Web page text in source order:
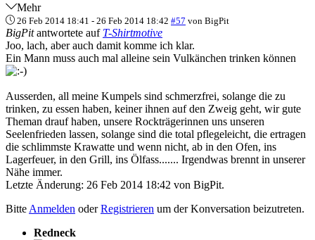
Mehr
26 Feb 2014 18:41 - 26 Feb 2014 18:42 #57 von BigPit
BigPitantwortete auf T-Shirtmotive
Joo, lach, aber auch damit komme ich klar.
Ein Mann muss auch mal alleine sein Vulkänchen trinken können
Ausserden, all meine Kumpels sind schmerzfrei, solange die zu
trinken, zu essen haben, keiner ihnen auf den Zweig geht, wir gute
Theman drauf haben, unsere Rockträgerinnen uns unseren
Seelenfrieden lassen, solange sind die total pflegeleicht, die ertragen
die schlimmste Krawatte und wenn nicht, ab in den Ofen, ins
Lagerfeuer, in den Grill, ins Ölfass....... Irgendwas brennt in unserer
Nähe immer.
Letzte Änderung: 26 Feb 2014 18:42 von BigPit.
Bitte Anmelden oderRegistrieren um der Konversation beizutreten.
Redneck